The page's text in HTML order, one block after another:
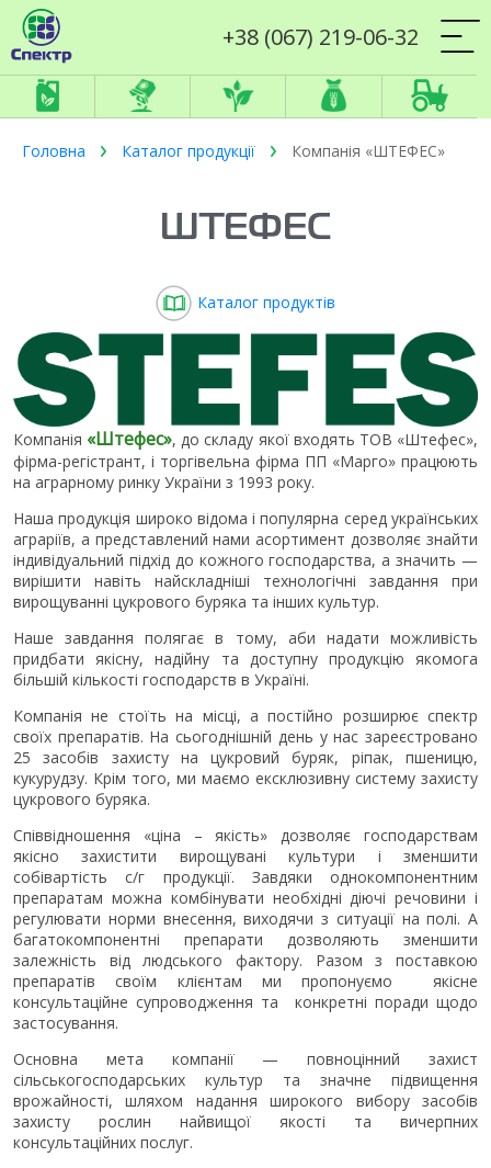
+38 (067) 219-06-32
Головна Каталог продукції Компанія «ШТЕФЕС»
ШТЕФЕС
Каталог продуктів
Компанія «Штефес», до складу якої входять ТОВ «Штефес»,
фірма-регістрант, і торгівельна фірма ПП «Марго» працюють
на аграрному ринку України з 1993 року.
Наша продукція широко відома і популярна серед українських
аграріїв, а представлений нами асортимент дозволяє знайти
індивідуальний підхід до кожного господарства, а значить —
вирішити навіть найскладніші технологічні завдання при
вирощуванні цукрового буряка та інших культур.
Наше завдання полягає в тому, аби надати можливість
придбати якісну, надійну та доступну продукцію якомога
більшій кількості господарств в Україні.
Компанія не стоїть на місці, а постійно розширює спектр
своїх препаратів. На сьогоднішній день у нас зареєстровано
25 засобів захисту на цукровий буряк, ріпак, пшеницю,
кукурудзу. Крім того, ми маємо ексклюзивну систему захисту
цукрового буряка.
Співвідношення «ціна – якість» дозволяє господарствам
якісно захистити вирощувані культури і зменшити
собівартість с/г продукції. Завдяки однокомпонентним
препаратам можна комбінувати необхідні діючі речовини і
регулювати норми внесення, виходячи з ситуації на полі. А
багатокомпонентні препарати дозволяють зменшити
залежність від людського фактору. Разом з поставкою
препаратів своїм клієнтам ми пропонуємо якісне
консультаційне супроводження та конкретні поради щодо
застосування.
Основна мета компанії — повноцінний захист
сільськогосподарських культур та значне підвищення
врожайності, шляхом надання широкого вибору засобів
захисту рослин найвищої якості та вичерпних
консультаційних послуг.